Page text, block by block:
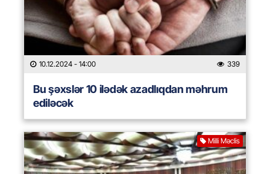
10.12.2024 - 14:00 339
Bu şəxslər 10 ilədək azadlıqdan məhrum
ediləcək
Milli Məclis